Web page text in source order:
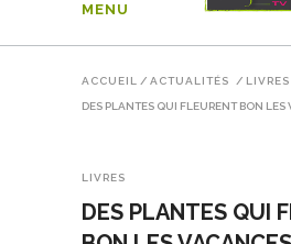
MENU
ACCUEIL / ACTUALITÉS / LIVRES
DES PLANTES QUI FLEURENT BON LES
LIVRES
DES PLANTES QUI